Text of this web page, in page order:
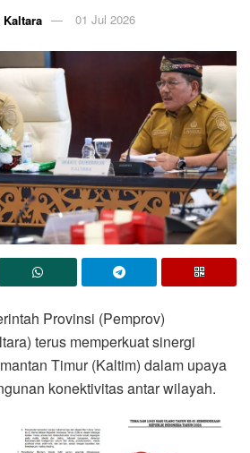
01 Jul 2026
Provinsi (Pemprov)
terus memperkuat sinergi
Timur (Kaltim) dalam upaya
konektivitas antar wilayah.